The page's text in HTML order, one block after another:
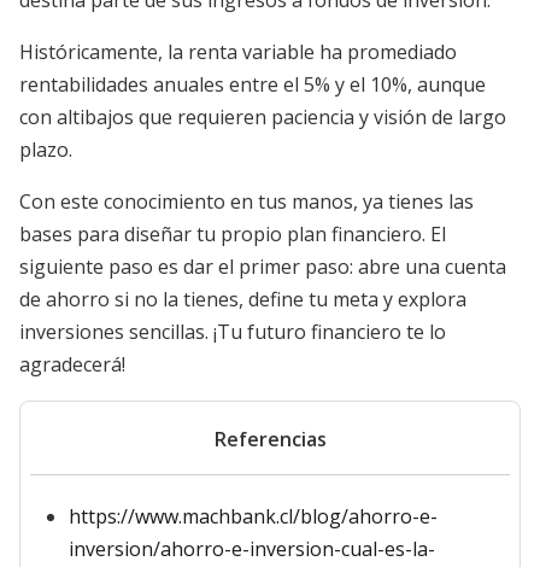
Históricamente, la renta variable ha promediado
rentabilidades anuales entre el 5% y el 10%, aunque
con altibajos que requieren paciencia y visión de largo
plazo.
Con este conocimiento en tus manos, ya tienes las
bases para diseñar tu propio plan financiero. El
siguiente paso es dar el primer paso: abre una cuenta
de ahorro si no la tienes, define tu meta y explora
inversiones sencillas. ¡Tu futuro financiero te lo
agradecerá!
Referencias
https://www.machbank.cl/blog/ahorro-e-
inversion/ahorro-e-inversion-cual-es-la-